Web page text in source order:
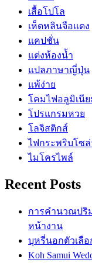
เสื้อโปโล
เห็ดหลินจือแดง
แคปชั่น
แต่งห้องน้ำ
แปลภาษาญี่ปุ่น
แพ้ง่าย
โคมไฟอลูมิเนีย
โปรแกรมหวย
โลจิสติกส์
ไฟกระพริบโซล่
ไมโครไพล์
Recent Posts
การคำนวณปริ
หน้างาน
บุหรี่นอกตัวเลื
Koh Samui